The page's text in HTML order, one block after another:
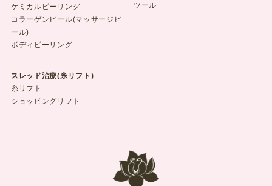
ケミカルピーリング
コラーゲンピール(マッサージピ
ール)
ボディピーリング
スレッド治療(糸リフト)
糸リフト
ショッピングリフト
ツール